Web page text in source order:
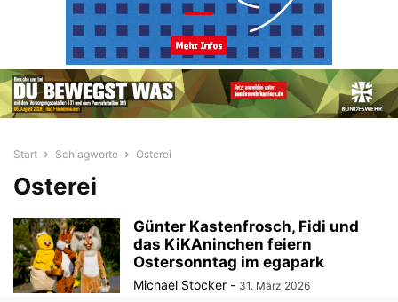
Start Schlagworte Osterei
Osterei
Günter Kastenfrosch, Fidi und
das KiKAninchen feiern
Ostersonntag im egapark
Michael Stocker - 31. März 2026